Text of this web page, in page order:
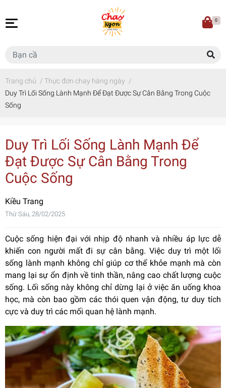
0
Trang chủ / Thực đơn chay hàng ngày /
Duy Trì Lối Sống Lành Mạnh Để Đạt Được Sự Cân Bằng Trong Cuộc
Sống
Duy Trì Lối Sống Lành Mạnh Để
Đạt Được Sự Cân Bằng Trong
Cuộc Sống
Kiều Trang
Thứ Sáu, 28/02/2025
Cuộc sống hiện đại với nhịp độ nhanh và nhiều áp lực dễ
khiến con người mất đi sự cân bằng. Việc duy trì một lối
sống lành mạnh không chỉ giúp cơ thể khỏe mạnh mà còn
mang lại sự ổn định về tinh thần, nâng cao chất lượng cuộc
sống. Lối sống này không chỉ dừng lại ở việc ăn uống khoa
học, mà còn bao gồm các thói quen vận động, tư duy tích
cực và duy trì các mối quan hệ lành mạnh.